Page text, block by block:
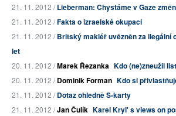
21. 11. 2012 /Lieberman: Chystáme v Gaze
21. 11. 2012 /Fakta o izraelské okupaci
21. 11. 2012 /Britský makléř uvězněn za ilegální
let
20. 11. 2012 /Marek Řezanka Kdo (ne)zneužil
20. 11. 2012 /Dominik Forman Kdo si
21. 11. 2012 /Dotaz ohledně S-karty
21. 11. 2012 /Jan Čulík Karel Kryl' s views on